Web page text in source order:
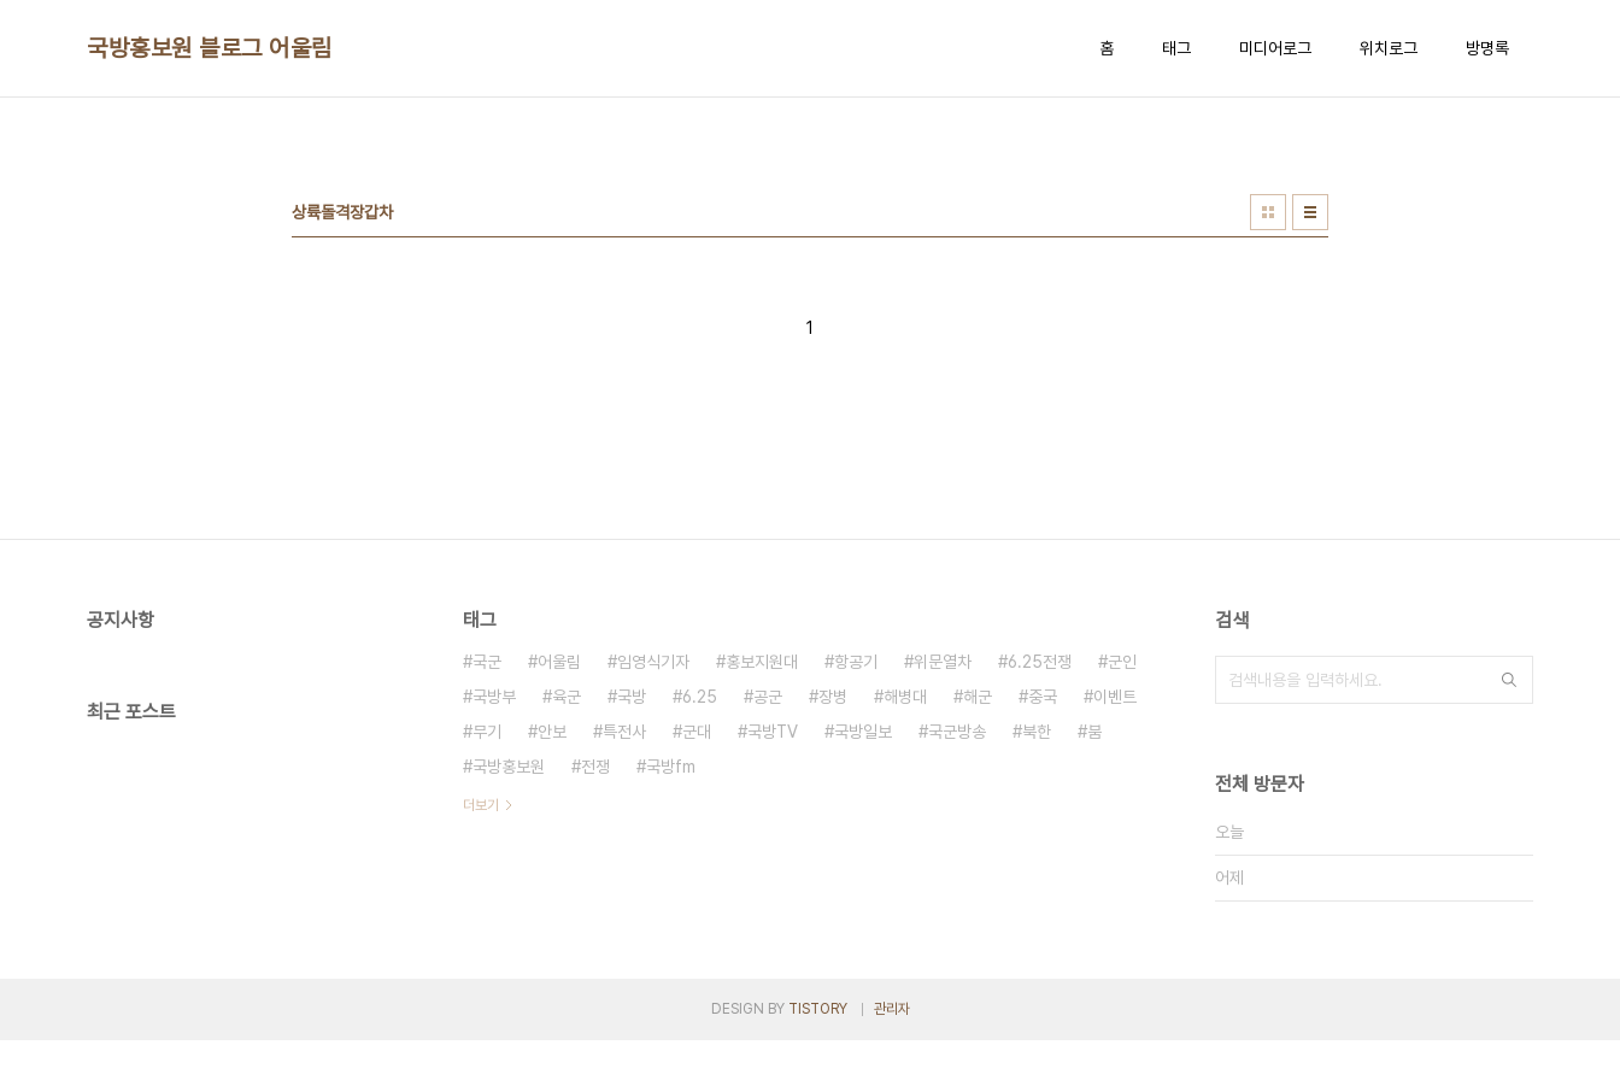
국방홍보원 블로그 어울림 홈 태그 미디어로그 위치로그 방명록
상륙돌격장갑차
1
공지사항
최근 포스트
태그
국군 어울림 임영식기자 홍보지원대 항공기 위문열차 6.25전쟁
군인
국방부
육군 국방 6.25 공군 장병 해병대 해군 중국
이벤트
무기
안보 특전사 군대 국방TV 국방일보 국군방송 북한
붐
국방홍보원
전쟁 국방fm
더보기
검색
전체 방문자
오늘
어제
DESIGN BY TISTORY 관리자